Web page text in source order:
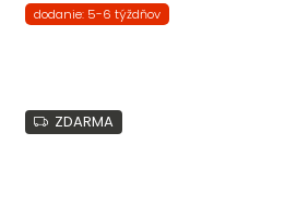
dodanie: 5-6 týždňov
ZDARMA